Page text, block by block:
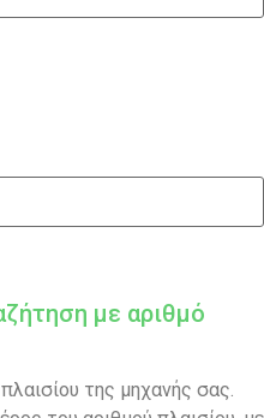
με αριθμό
της μηχανής σας.